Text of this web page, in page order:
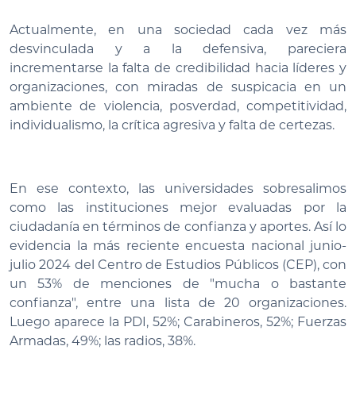
Actualmente, en una sociedad cada vez más
desvinculada y a la defensiva, pareciera
incrementarse la falta de credibilidad hacia líderes y
organizaciones, con miradas de suspicacia en un
ambiente de violencia, posverdad, competitividad,
individualismo, la crítica agresiva y falta de certezas.
En ese contexto, las universidades sobresalimos
como las instituciones mejor evaluadas por la
ciudadanía en términos de confianza y aportes. Así lo
evidencia la más reciente encuesta nacional junio-
julio 2024 del Centro de Estudios Públicos (CEP), con
un 53% de menciones de "mucha o bastante
confianza", entre una lista de 20 organizaciones.
Luego aparece la PDI, 52%; Carabineros, 52%; Fuerzas
Armadas, 49%; las radios, 38%.